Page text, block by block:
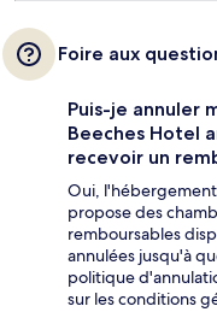
Foire aux
Puis-je annuler
Beeches Hotel
recevoir un
Oui, l'hébergement
propose des
remboursables
annulées jusqu'à
politique
sur les conditions